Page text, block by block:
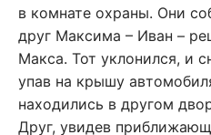
в комнате охраны. Они
друг Максима – Иван –
Макса. Тот уклонился, и
упав на крышу
находились в другом
Друг, увидев